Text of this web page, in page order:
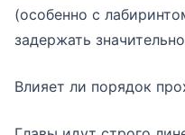
(особенно с
задержать
Влияет ли порядок